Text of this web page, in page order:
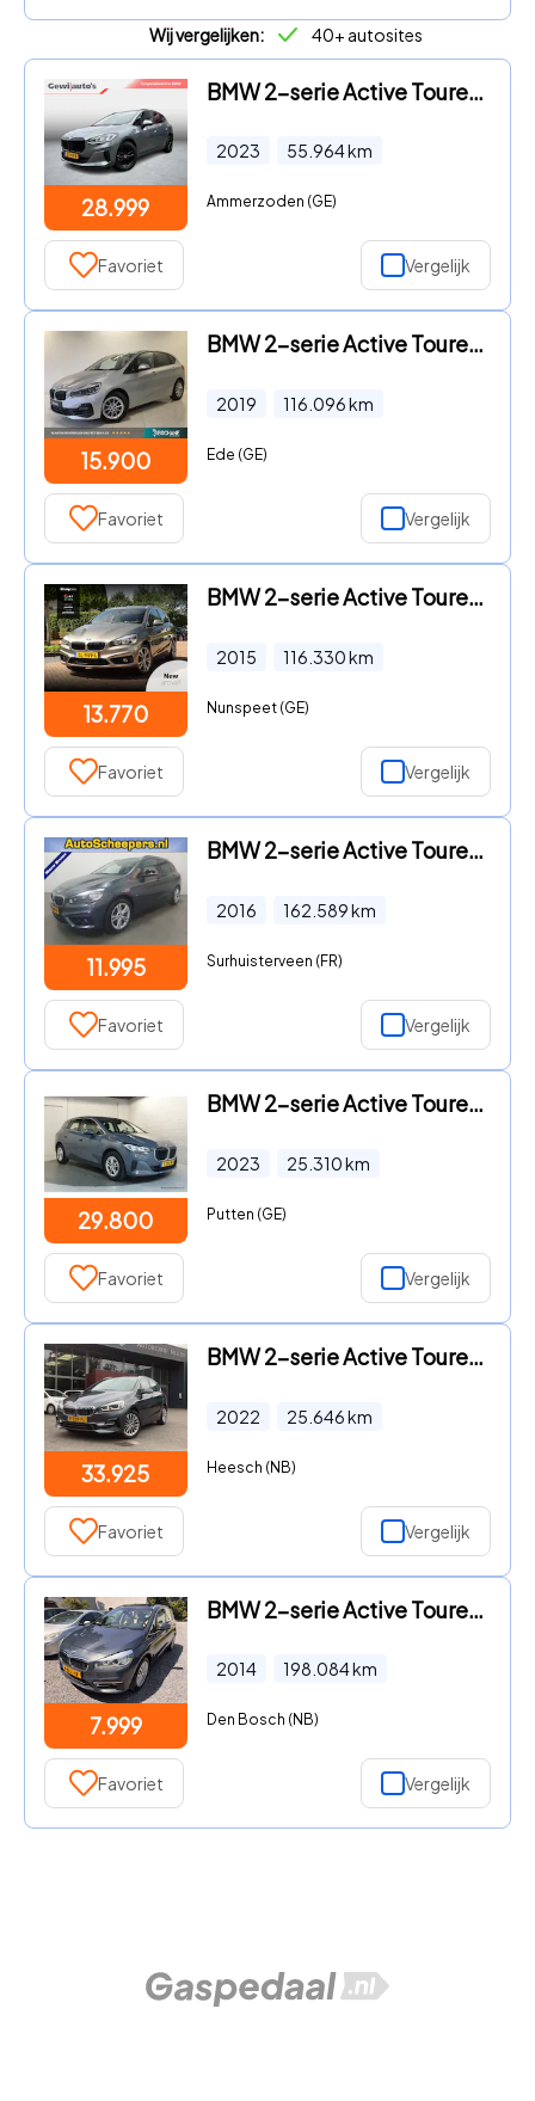
Wij vergelijken: 40+ autosites
28.999
BMW 2-serie Active Tourer - 225e xDrive
2023 55.964km
Ammerzoden (GE)
Favoriet Vergelijk
15.900
BMW 2-serie Active Tourer - 218i Executive Edition | Navigatie | Haed Up Display | Camer
2019 116.096km
Ede (GE)
Favoriet Vergelijk
13.770
BMW 2-serie Active Tourer - 220i Sport | Carplay | Trekhk Afn. | Or.NL-auto! Topstaat! |
2015 116.330km
Nunspeet (GE)
Favoriet Vergelijk
11.995
BMW 2-serie Active Tourer - 218i Centennial Executive NAVI/LEDER/CLIMA/TR.HAAK
2016 162.589km
Surhuisterveen (FR)
Favoriet Vergelijk
29.800
BMW 2-serie Active Tourer - 218i Trekhaak | Camera | Dealerauto | Carplay | 218
2023 25.310km
Putten (GE)
Favoriet Vergelijk
33.925
BMW 2-serie Active Tourer - 218i AUT. Business Edition Plus I panorama I leder
2022 25.646km
Heesch (NB)
Favoriet Vergelijk
7.999
BMW 2-serie Active Tourer - 218i High Executive PANORAMADAK ALLE OPTIE, S
2014 198.084km
Den Bosch (NB)
Favoriet Vergelijk